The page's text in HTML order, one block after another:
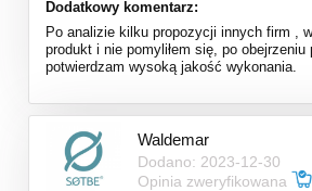
Dodatkowy komentarz:
Po analizie kilku propozycji innych firm ,
produkt i nie pomyliłem się, po obejrzeniu
potwierdzam wysoką jakość wykonania.
Waldemar
Dodano: 2023-12-30
Opinia zweryfikowana